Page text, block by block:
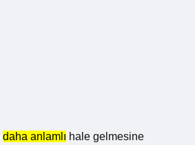
daha anlamlı hale gelmesine